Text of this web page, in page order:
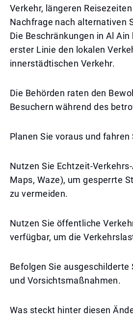
Verkehr, längeren
Nachfrage nach alternativen
Die Beschränkungen in Al
erster Linie den lokalen
innerstädtischen Verkehr.
Die Behörden raten den
Besuchern während des
Planen Sie voraus und fahren
Nutzen Sie Echtzeit-
Maps, Waze), um gesperrte
zu vermeiden.
Nutzen Sie öffentliche
verfügbar, um die
Befolgen Sie ausgeschilderte
und Vorsichtsmaßnahmen.
Was steckt hinter diesen